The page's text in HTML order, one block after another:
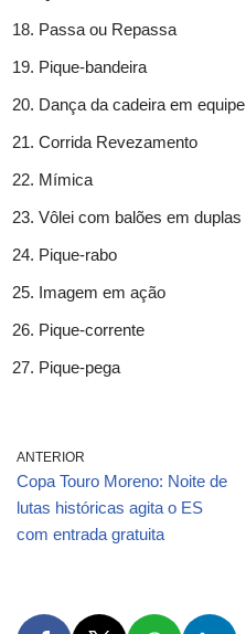
Passa ou Repassa
Pique-bandeira
Dança da cadeira em equipe
Corrida Revezamento
Mímica
Vôlei com balões em duplas
Pique-rabo
Imagem em ação
Pique-corrente
Pique-pega
ANTERIOR
Copa Touro Moreno: Noite de
lutas históricas agita o ES
com entrada gratuita